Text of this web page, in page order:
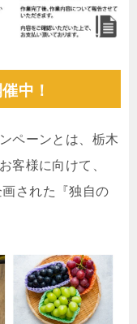
中！
ペーンとは、栃木
客様に向けて、
画された『独自の